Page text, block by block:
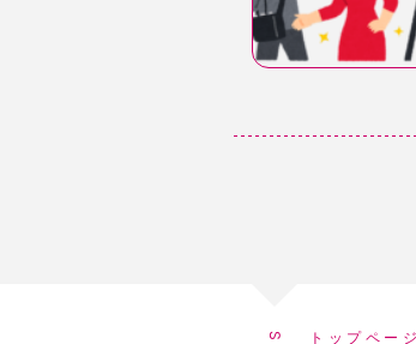
トップペー